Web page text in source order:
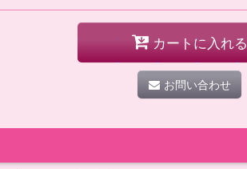
カートに入れる
お問い合わせ